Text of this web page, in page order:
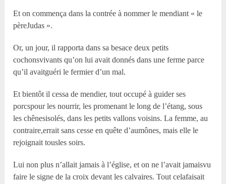
Et on commença dans la contrée à nommer le mendiant « le
pèreJudas ».
Or, un jour, il rapporta dans sa besace deux petits
cochonsvivants qu’on lui avait donnés dans une ferme parce
qu’il avaitguéri le fermier d’un mal.
Et bientôt il cessa de mendier, tout occupé à guider ses
porcspour les nourrir, les promenant le long de l’étang, sous
les chênesisolés, dans les petits vallons voisins. La femme, au
contraire,errait sans cesse en quête d’aumônes, mais elle le
rejoignait tousles soirs.
Lui non plus n’allait jamais à l’église, et on ne l’avait jamaisvu
faire le signe de la croix devant les calvaires. Tout celafaisait